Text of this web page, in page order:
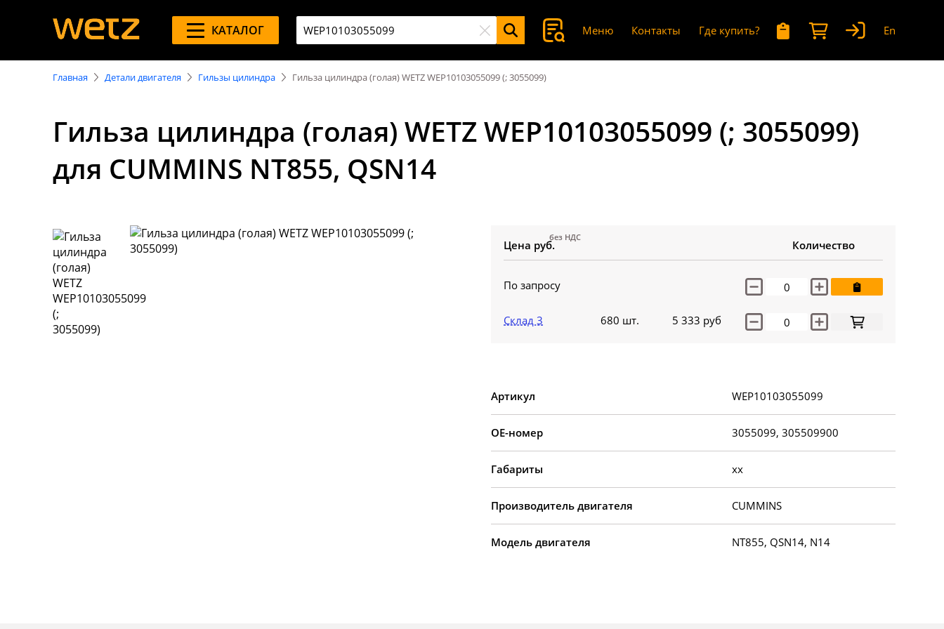
КАТАЛОГ Меню Контакты Где купить? En
Главная Детали двигателя Гильзы цилиндра Гильза цилиндра (голая) WETZ WEP10103055099 (; 3055099)
Гильза цилиндра (голая) WETZ WEP10103055099 (; 3055099)
для CUMMINS NT855, QSN14
Цена руб.
без НДС
Количество
По запросу
Склад 3 680 шт. 5 333 руб
Артикул WEP10103055099
OE-номер 3055099, 305509900
Габариты xx
Производитель двигателя CUMMINS
Модель двигателя NT855, QSN14, N14